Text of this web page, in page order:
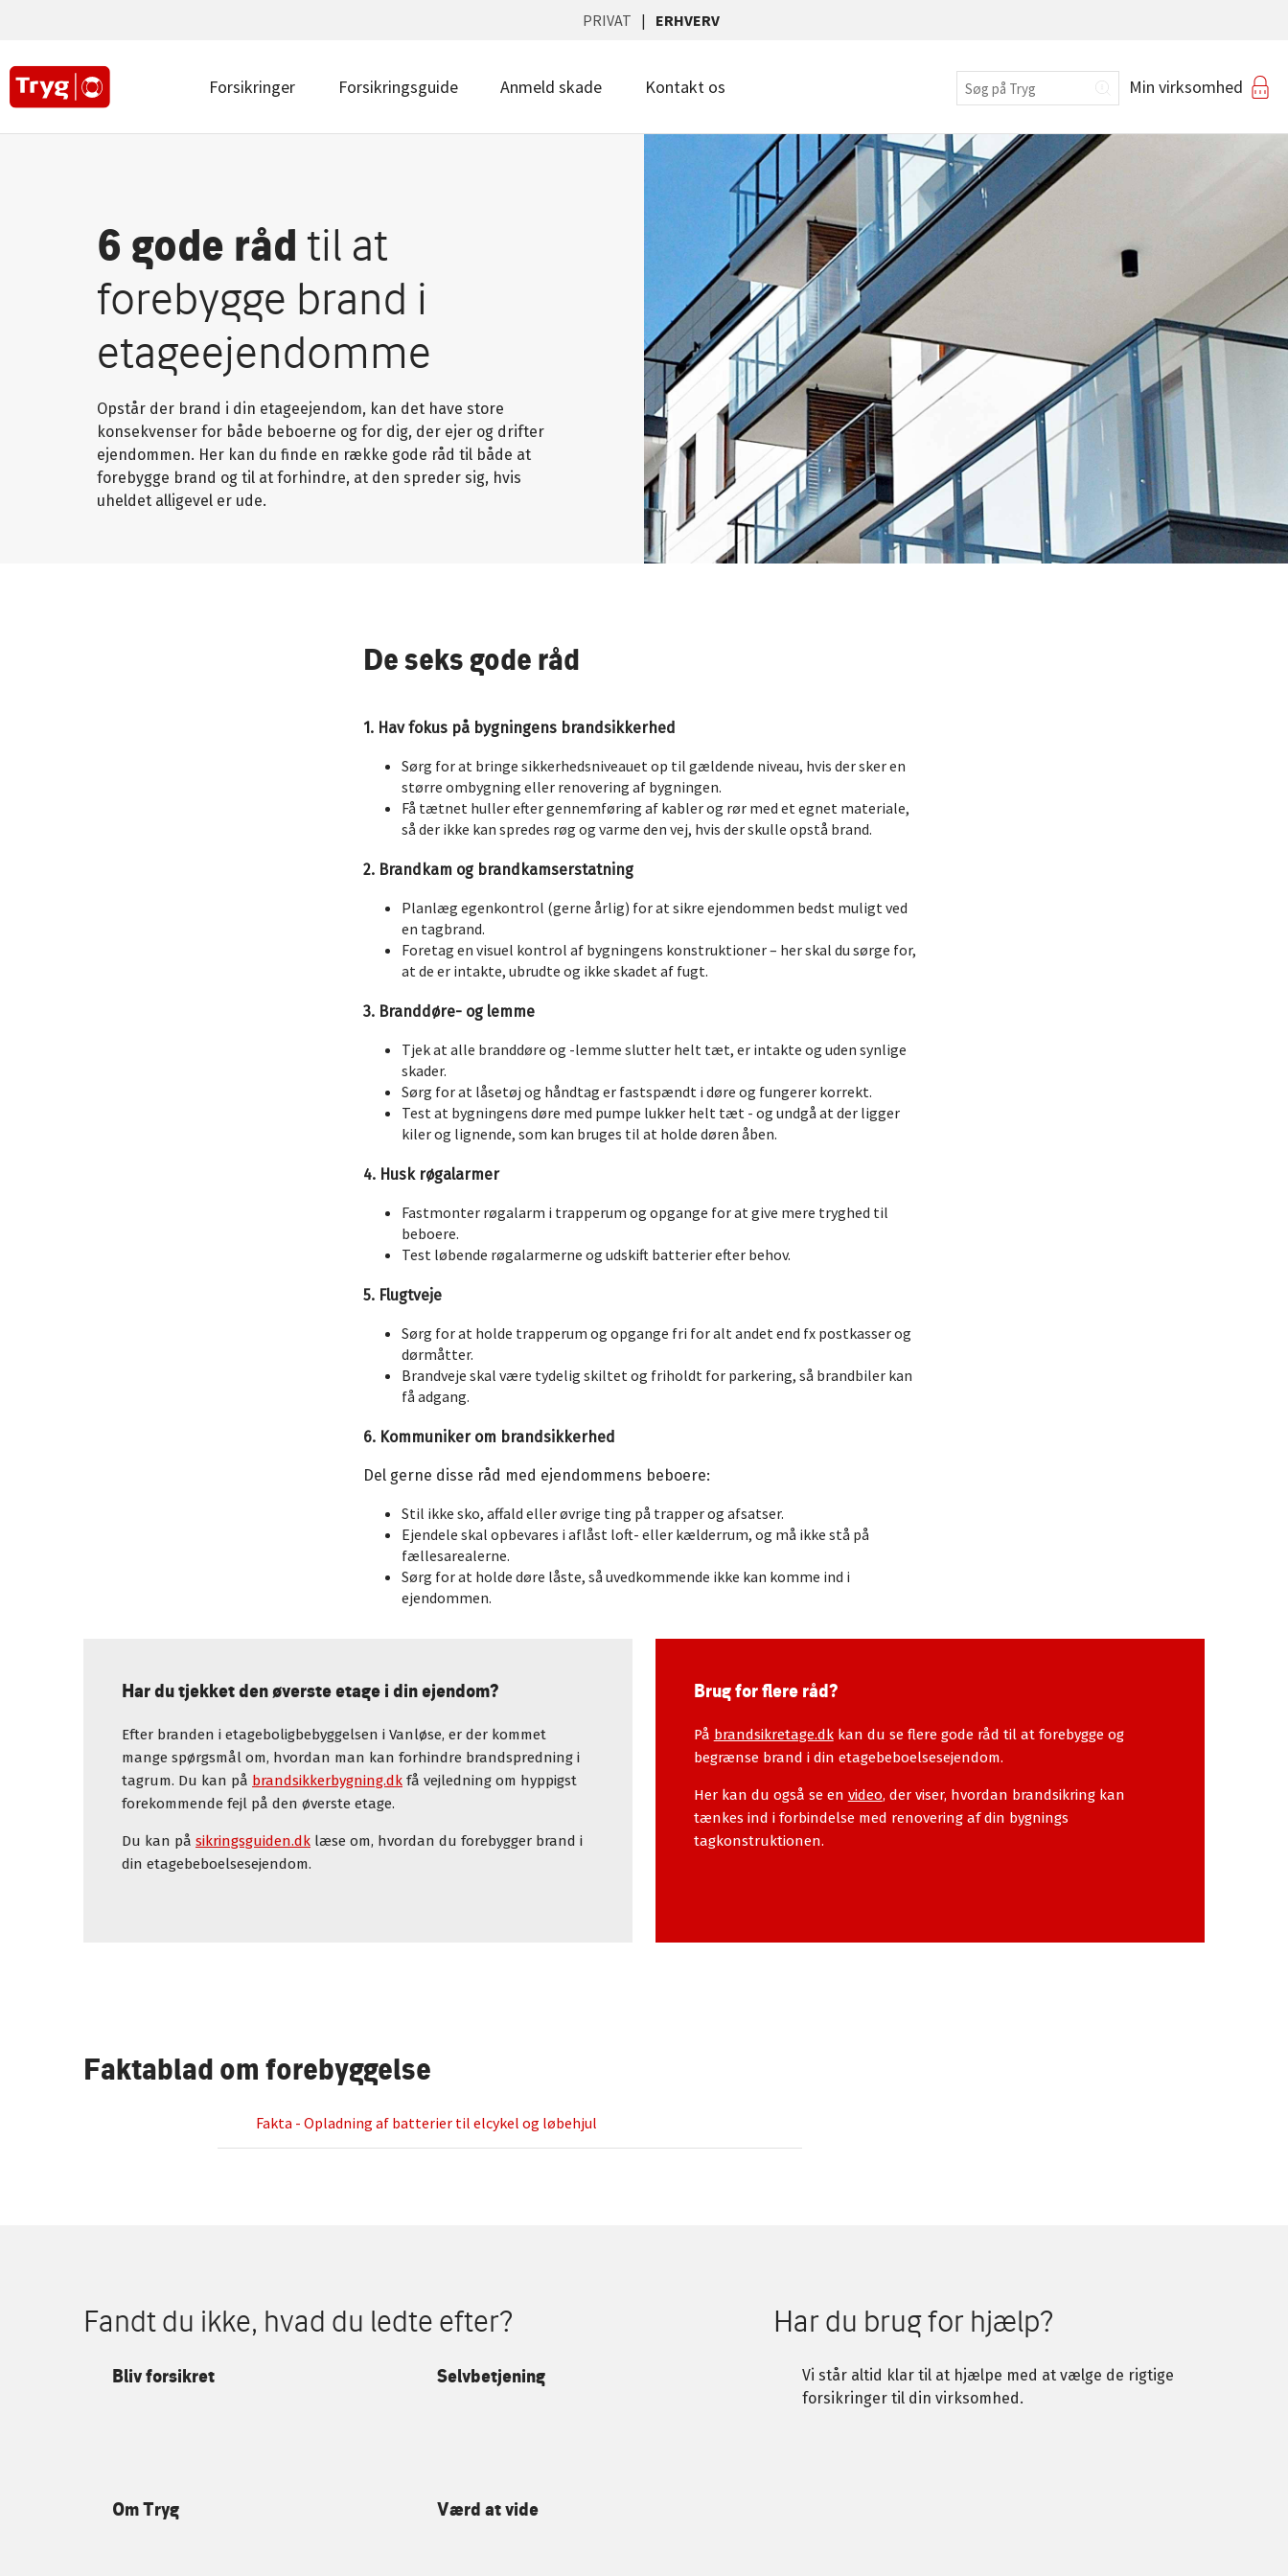
Erhverv
PRIVAT ERHVERV
Main
|
Forsikringer Forsikringsguide Anmeld skade Kontakt os
Erhverv
Login
Min virksomhed
6 gode råd til at
forebygge brand i
etageejendomme
Opstår der brand i din etageejendom, kan det have store
konsekvenser for både beboerne og for dig, der ejer og drifter
ejendommen. Her kan du finde en række gode råd til både at
forebygge brand og til at forhindre, at den spreder sig, hvis
uheldet alligevel er ude.
De seks gode råd
1. Hav fokus på bygningens brandsikkerhed
Sørg for at bringe sikkerhedsniveauet op til gældende niveau, hvis der sker en
større ombygning eller renovering af bygningen.
Få tætnet huller efter gennemføring af kabler og rør med et egnet materiale,
så der ikke kan spredes røg og varme den vej, hvis der skulle opstå brand.
2. Brandkam og brandkamserstatning
Planlæg egenkontrol (gerne årlig) for at sikre ejendommen bedst muligt ved
en tagbrand.
Foretag en visuel kontrol af bygningens konstruktioner – her skal du sørge for,
at de er intakte, ubrudte og ikke skadet af fugt.
3. Branddøre- og lemme
Tjek at alle branddøre og -lemme slutter helt tæt, er intakte og uden synlige
skader.
Sørg for at låsetøj og håndtag er fastspændt i døre og fungerer korrekt.
Test at bygningens døre med pumpe lukker helt tæt - og undgå at der ligger
kiler og lignende, som kan bruges til at holde døren åben.
4. Husk røgalarmer
Fastmonter røgalarm i trapperum og opgange for at give mere tryghed til
beboere.
Test løbende røgalarmerne og udskift batterier efter behov.
5. Flugtveje
Sørg for at holde trapperum og opgange fri for alt andet end fx postkasser og
dørmåtter.
Brandveje skal være tydelig skiltet og friholdt for parkering, så brandbiler kan
få adgang.
6. Kommuniker om brandsikkerhed
Del gerne disse råd med ejendommens beboere:
Stil ikke sko, affald eller øvrige ting på trapper og afsatser.
Ejendele skal opbevares i aflåst loft- eller kælderrum, og må ikke stå på
fællesarealerne.
Sørg for at holde døre låste, så uvedkommende ikke kan komme ind i
ejendommen.
Har du tjekket den øverste etage i din ejendom?
Efter branden i etageboligbebyggelsen i Vanløse, er der kommet
mange spørgsmål om, hvordan man kan forhindre brandspredning i
tagrum. Du kan på brandsikkerbygning.dk få vejledning om hyppigst
forekommende fejl på den øverste etage.
Du kan på sikringsguiden.dk læse om, hvordan du forebygger brand i
din etagebeboelsesejendom.
Brug for flere råd?
På brandsikretage.dkkan du se flere gode råd til at forebygge og
begrænse brand i din etagebeboelsesejendom.
Her kan du også se en video, der viser, hvordan brandsikring kan
tænkes ind i forbindelse med renovering af din bygnings
tagkonstruktionen.
Faktablad om forebyggelse
Fakta - Opladning af batterier til elcykel og løbehjul
Fandt du ikke, hvad du ledte efter?
Bliv forsikret Selvbetjening
Om Tryg Værd at vide
Har du brug for hjælp?
Vi står altid klar til at hjælpe med at vælge de rigtige
forsikringer til din virksomhed.